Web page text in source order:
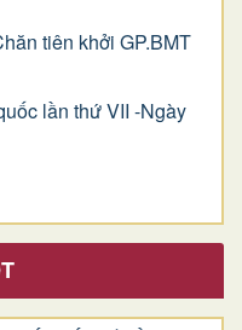
tiên khởi GP.BMT
lần thứ VII -Ngày